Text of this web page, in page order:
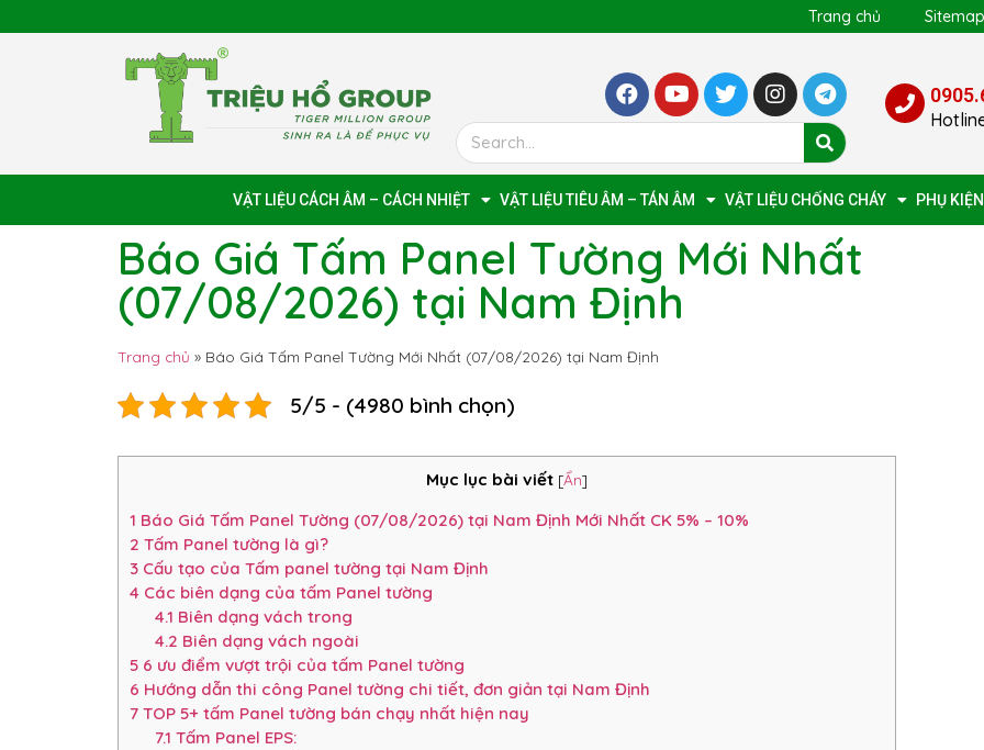
Trang chủ Sitemap
VẬT LIỆU CÁCH ÂM – CÁCH NHIỆT VẬT LIỆU TIÊU ÂM – TÁN ÂM VẬT LIỆU CHỐNG CHÁY PHỤ
Báo Giá Tấm Panel Tường Mới Nhất
(07/08/2026) tại Nam Định
Trang chủ » Báo Giá Tấm Panel Tường Mới Nhất (07/08/2026) tại Nam Định
5/5 - (4980 bình chọn)
Mục lục bài viết [Ẩn]
1 Báo Giá Tấm Panel Tường (07/08/2026) tại Nam Định Mới Nhất CK 5% – 10%
2 Tấm Panel tường là gì?
3 Cấu tạo của Tấm panel tường tại Nam Định
4 Các biên dạng của tấm Panel tường
4.1 Biên dạng vách trong
4.2 Biên dạng vách ngoài
5 6 ưu điểm vượt trội của tấm Panel tường
6 Hướng dẫn thi công Panel tường chi tiết, đơn giản tại Nam Định
7 TOP 5+ tấm Panel tường bán chạy nhất hiện nay
7.1 Tấm Panel EPS: